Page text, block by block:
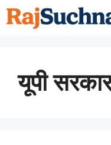
Skip
to
यूपी